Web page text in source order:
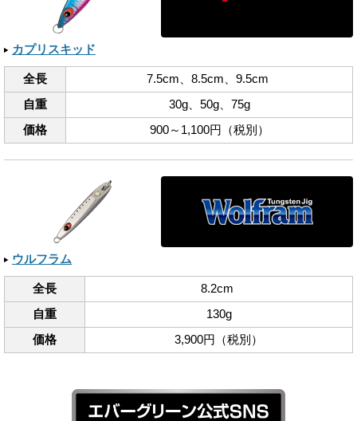
カプリスキッド
全長
7.5cm、​8.5cm、​9.5cm
自重
30g、​50g、​75g
価格
900～1,100円（税別）
ウルフラム
全長
8.2cm
自重
130g
価格
3,900円（税別）